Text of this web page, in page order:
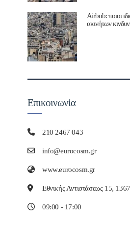
Airbnb: ποιοι
ακινήτων
Επικοινωνία
210 2467 043
info@eurocosm.gr
www.eurocosm.gr
Εθνικής Αντιστάσεως 15,
09:00 - 17:00